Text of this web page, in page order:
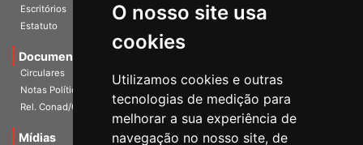
O nosso site usa
cookies
Utilizamos cookies e outras
tecnologias de medição para
melhorar a sua experiência de
navegação no nosso site, de
Escritórios
Estatuto
Documentos
Circulares
Notas Políticas
Rel. Conad/Congresso
Mídias